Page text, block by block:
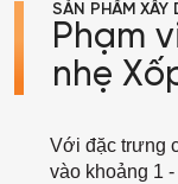
SẢN PHẨM XÂY
Phạm
nhẹ
Với đặc trưng
vào khoảng 1